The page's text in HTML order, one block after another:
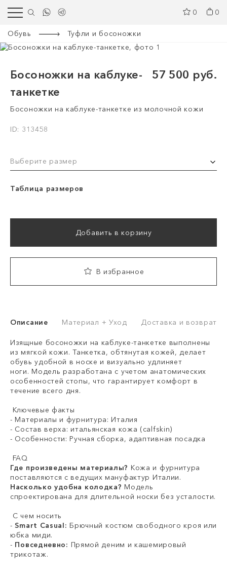
0 0
Обувь Туфли и босоножки
Босоножки на каблуке-
танкетке
57 500 руб.
Босоножки на каблуке-танкетке из молочной кожи
ID: 313458
Выберите размер
Таблица размеров
Добавить в корзину
В избранное
Описание Материал + Уход Доставка и возврат
Изящные босоножки на каблуке-танкетке выполнены
из мягкой кожи. Танкетка, обтянутая кожей, делает
обувь удобной в носке и визуально удлиняет
ноги. Модель разработана с учетом анатомических
особенностей стопы, что гарантирует комфорт в
течение всего дня.
Ключевые факты
- Материалы и фурнитура: Италия
- Состав верха: итальянская кожа (calfskin)
- Особенности: Ручная сборка, адаптивная посадка
FAQ
Где произведены материалы? Кожа и фурнитура
поставляются с ведущих мануфактур Италии.
Насколько удобна колодка? Модель
спроектирована для длительной носки без усталости.
С чем носить
-Smart Casual: Брючный костюм свободного кроя или
юбка миди.
- Повседневно: Прямой деним и кашемировый
трикотаж.